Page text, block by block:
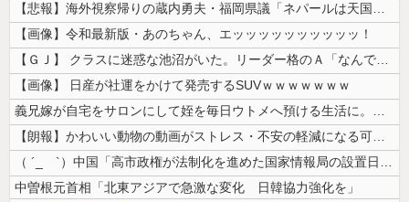
【悲報】海外視察帰りの蔵内勇夫・福岡県議「ネパールは天国だった！」あま...
【画像】令和最新版・あのちゃん、エッッッッッッッッッッ！
【ＧＪ】 クラスに迷惑な池沼がいた。リーダー格のＡ「なんで支援学級に入...
【画像】 日産が社運をかけて発売するSUVｗｗｗｗｗｗｗ
義兄嫁が自宅をサロンにして姪を毎日ウトメへ預ける生活に。数年後、そのツ...
【朗報】かわいい動物の動画がストレス・不安の軽減になる可能性。英大学の...
（ ´_ゝ`）中国「高市政権が法制化を進めた国家情報局の設置日が7月3...
中曽根元首相「北東アジアで急激な変化 日韓協力強化を」